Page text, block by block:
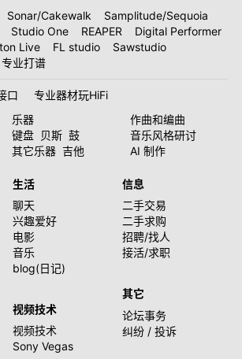
Sonar/Cakewalk
Samplitude/Sequoia
Studio One REAPER
Digital Performer
Live FL studio
Sawstudio
专业打谱
口
专业器材玩HiFi
乐器
键盘 贝斯 鼓
其它乐器 吉他
作曲和编曲
音乐风格研讨
AI 制作
生活
聊天
兴趣爱好
电影
音乐
blog(日记)
视频技术
视频技术
Sony Vegas
信息
二手交易
二手求购
招聘/找人
接活/求职
其它
论坛事务
纠纷 / 投诉